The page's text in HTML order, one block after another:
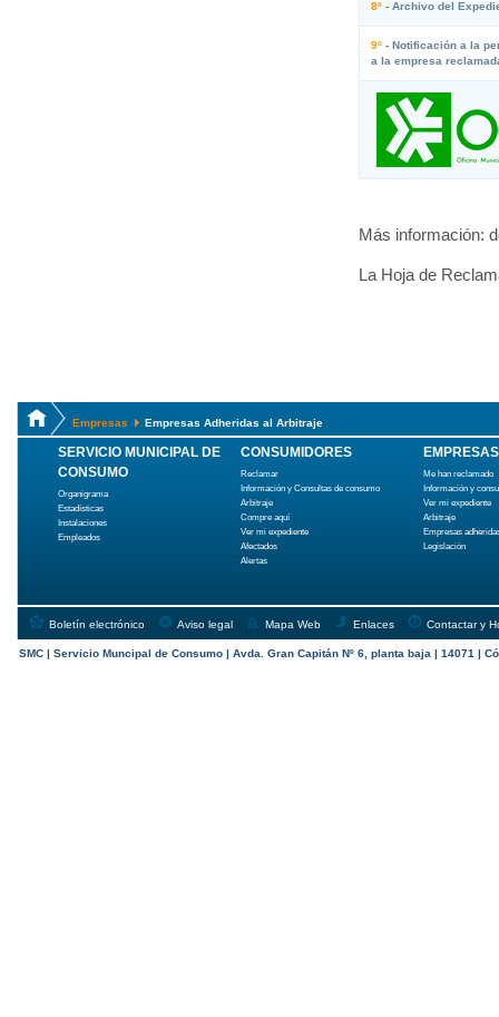
8º - Archivo del
9º - Notificación a la
a la empresa
Más información:
La Hoja de
Empresas Empresas Adheridas al Arbitraje
SERVICIO MUNICIPAL DE
CONSUMO
Organigrama
Estadísticas
Instalaciones
Empleados
CONSUMIDORES
Reclamar
Información y Consultas de consumo
Arbitraje
Compre aquí
Ver mi expediente
Afectados
Alertas
EMPRESAS
Me han reclamado
Información y
Ver mi expediente
Arbitraje
Empresas
Legislación
Boletín electrónico Aviso legal Mapa Web Enlaces Contactar y
SMC | Servicio Muncipal de Consumo | Avda. Gran Capitán Nº 6, planta baja | 14071 |